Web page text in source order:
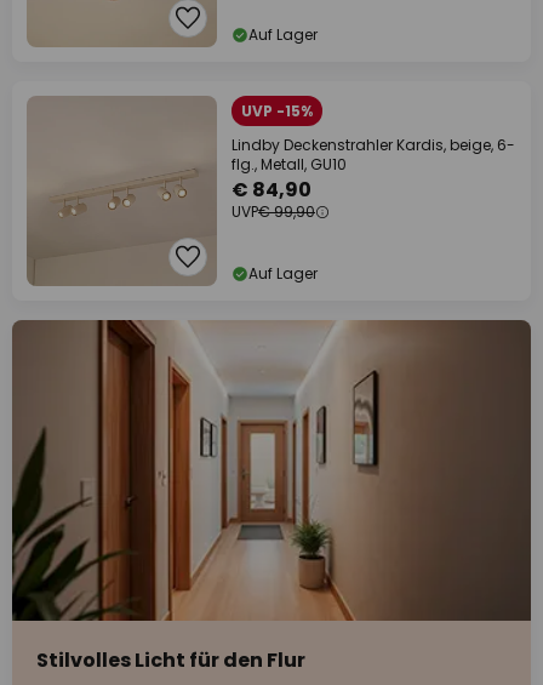
Auf Lager
UVP -15%
Lindby Deckenstrahler Kardis, beige, 6-
flg., Metall, GU10
€ 84,90
UVP€ 99,90
Auf Lager
Stilvolles Licht für den Flur